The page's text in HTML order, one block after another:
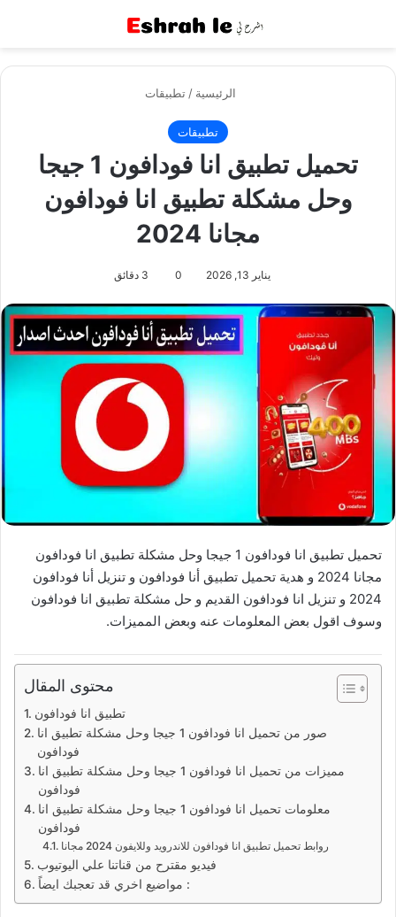
الرئيسية / تطبيقات
تطبيقات
تحميل تطبيق انا فودافون 1 جيجا
وحل مشكلة تطبيق انا فودافون
مجانا 2024
يناير 13, 2026 0
تحميل تطبيق انا فودافون 1 جيجا وحل مشكلة تطبيق انا فودافون
مجانا 2024 و هدية تحميل تطبيق أنا فودافون و تنزيل أنا فودافون
2024 و تنزيل انا فودافون القديم و حل مشكلة تطبيق انا فودافون
وسوف اقول بعض المعلومات عنه وبعض المميزات.
محتوى المقال
تطبيق انا فودافون
صور من تحميل انا فودافون 1 جيجا وحل مشكلة تطبيق انا
فودافون
مميزات من تحميل انا فودافون 1 جيجا وحل مشكلة تطبيق انا
فودافون
معلومات تحميل انا فودافون 1 جيجا وحل مشكلة تطبيق انا
فودافون
روابط تحميل تطبيق انا فودافون للاندرويد وللايفون 2024 مجانا
فيديو مقترح من قناتنا علي اليوتيوب
مواضيع اخري قد تعجبك ايضاً :